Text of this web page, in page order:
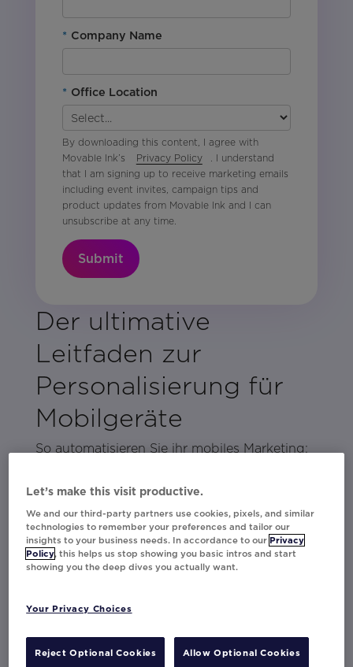
Der ultimative
Leitfaden zur
Personalisierung für
Mobilgeräte
So automatisieren Sie ihr mobiles Marketing:
Push-Benachrichtigungen und In-App-
Nachrichten Interaktionen der Nutzer
verbessern und dauerhafte Loyalität
aufbauen.
Ergebnisse liefern und den Ruf Ihrer Marke
stärken. Sind Sie bereit zu entdecken, was
* Company Name
* Office Location
By downloading this content, I agree with
Movable Ink’s
Privacy Policy
. I understand
that I am signing up to receive marketing emails
including event invites, campaign tips and
product updates from Movable Ink and I can
unsubscribe at any time.
Submit
Let’s make this visit productive.
We and our third-party partners use cookies, pixels, and similar
technologies to remember your preferences and tailor our
insights to your business needs. In accordance to our Privacy
Policy, this helps us stop showing you basic intros and start
showing you the deep dives you actually want.
Your Privacy Choices
Reject Optional Cookies Allow Optional Cookies